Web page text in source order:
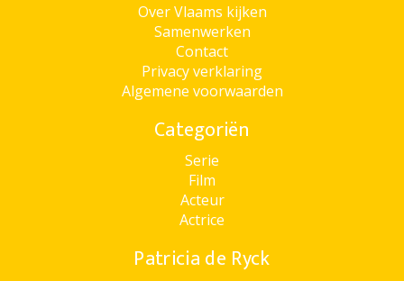
Over Vlaams kijken
Samenwerken
Contact
Privacy verklaring
Algemene voorwaarden
Categoriën
Serie
Film
Acteur
Actrice
Patricia de Ryck